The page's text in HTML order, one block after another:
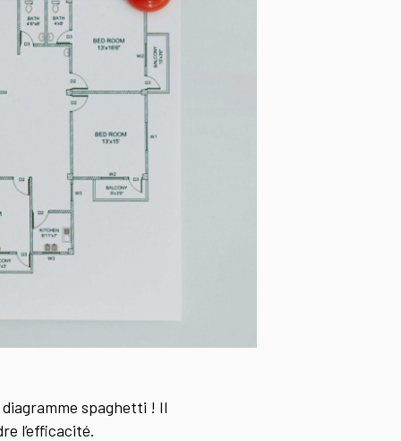
spaghetti ! Il
l’efficacité.